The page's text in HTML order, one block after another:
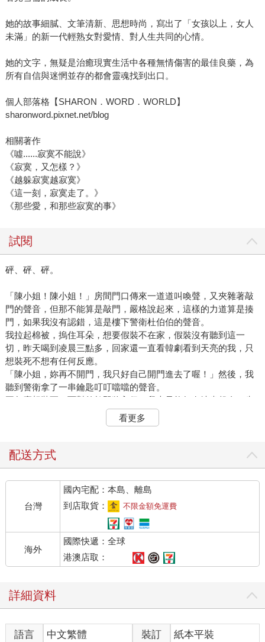
她的故事細膩、文筆清新、思想時尚，寫出了「女孩以上，女人
未滿」的新一代輕熟女對愛情、對人生共同的心情。
她的文字，無疑是治癒現實生活中各種無情傷害的最佳良藥，為
所有自信與迷惘並存的都會靈魂找到出口。
個人部落格【SHARON．WORD．WORLD】
sharonword.pixnet.net/blog
相關著作
《噓......寂寞不能說》
《寂寞，又怎樣？》
《越躲寂寞越寂寞》
《這一刻，寂寞走了。》
《那些愛，和那些寂寞的事》
試閱
砰、砰、砰。
「陳小姐！陳小姐！」房間門口傳來一道道叫喚聲，又夾雜著敲
門的聲音，但那不能算是敲門，嚴格說起來，這樣的力道算是揍
門，如果我沒有認錯，這是樓下警衛杜伯伯的聲音。
我拉起棉被，摀住耳朵，想要假裝不在家，假裝沒有聽到這一
切，昨天喝到凌晨三點多，回家還一直看韓劇看到天亮的我，只
想裝死不想有任何反應。
「陳小姐，妳再不開門，我只好自己開門進去了喔！」然後，我
聽到警衛拿了一串鑰匙叮叮噹噹的聲音。
再怎麼想裝死，面對外敵即將入侵，我也只能無奈地坐起身，先
嘆了好大一口氣，才認命下床開門去。
「哈囉，杜伯伯。」我睡眼惺忪地開了門，即使心裡有多麼不
我的好朋友吳小碧最常稱讚我的就是「陳欣怡妳根本就是假人、
著面具生活才安全。
警衛杜伯伯一看到我，無奈地搖了搖頭，「陳小姐，住戶在抱怨
妳的手機響了一個早上都沒有接。」接著小聲說：「隔壁王媽媽
很生氣，下來跟我說了好幾次，她兒子要準備考學測，一整個早
上都沒有辦法好好念書……」邊說邊看著我住在我右邊的那一戶
人家，露出很為難的眼神。
我馬上笑著道歉，「不好意思，杜伯伯，我睡得太熟了，完全都
沒有聽到手機鈴聲，真的很抱歉喔！我馬上調成震動。」
「不要這樣說啦！都是我太不注意了，忘了自己睡著就跟豬一
樣，怎樣都叫不醒，真的很抱歉，害你被罵了，對了！等我一
下。」我跑進房間裡，拿了幾包忘了是誰送的餅乾，遞給杜伯
伯，「杜伯伯，這個送你，這樣你泡茶時配著吃，比較不會無
看更多
配送方式
台灣
國內宅配：本島、離島
到店取貨：
不限金額免運費
海外
國際快遞：全球
港澳店取：
詳細資料
語言 中文繁體 裝訂
紙本平裝